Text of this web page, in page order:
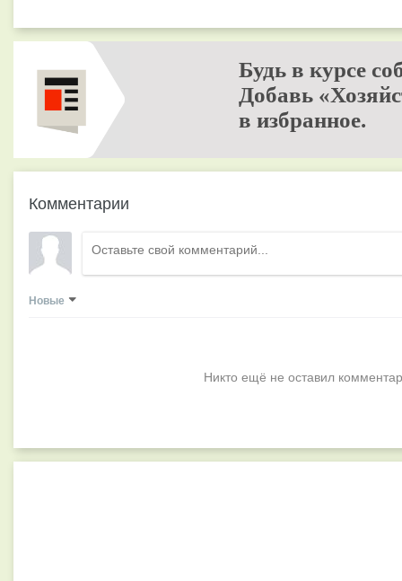
Будь в курсе
Добавь
в избранное.
Комментарии
Новые
Никто ещё не оставил